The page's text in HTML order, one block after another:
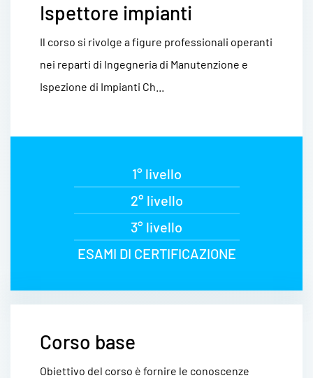
Ispettore impianti
Il corso si rivolge a figure professionali operanti
nei reparti di Ingegneria di Manutenzione e
Ispezione di Impianti Ch...
1° livello
2° livello
3° livello
ESAMI DI CERTIFICAZIONE
Corso base
Obiettivo del corso è fornire le conoscenze